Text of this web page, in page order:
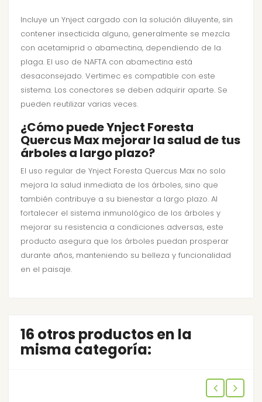
Incluye un Ynject cargado con la solución diluyente, sin
contener insecticida alguno, generalmente se mezcla
con acetamiprid o abamectina, dependiendo de la
plaga. El uso de NAFTA con abamectina está
desaconsejado. Vertimec es compatible con este
sistema. Los conectores se deben adquirir aparte. Se
pueden reutilizar varias veces.
¿Cómo puede Ynject Foresta
Quercus Max mejorar la salud de tus
árboles a largo plazo?
El uso regular de Ynject Foresta Quercus Max no solo
mejora la salud inmediata de los árboles, sino que
también contribuye a su bienestar a largo plazo. Al
fortalecer el sistema inmunológico de los árboles y
mejorar su resistencia a condiciones adversas, este
producto asegura que los árboles puedan prosperar
durante años, manteniendo su belleza y funcionalidad
en el paisaje.
16 otros productos en la
misma categoría: